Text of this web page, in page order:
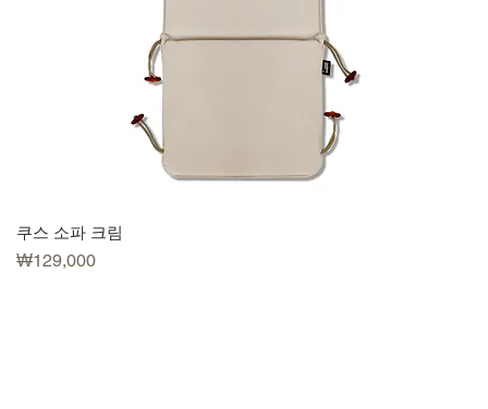
쿠스 소파 크림
가격
₩129,000